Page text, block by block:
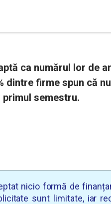
ca numărul lor de
dintre firme spun că
semestru.
nicio formă de
sunt limitate, iar